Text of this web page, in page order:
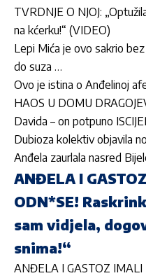
TVRDNJE O NJOJ:
na kćerku!“ (VIDEO)
Lepi Mića je ovo sakrio
do suza …
Ovo je istina o Anđelinoj
HAOS U DOMU
Davida – on potpuno
Dubioza kolektiv objavila
Anđela zaurlala nasred
ANĐELA I
ODN*SE!
sam vidjela,
snima!“
ANĐELA I GASTOZ IMALI